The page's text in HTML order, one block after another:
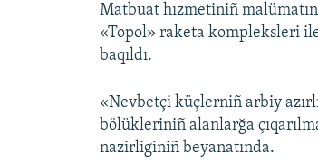
Matbuat hızmetiniñ
«Topol» raketa kompleksleri
baqıldı.
«Nevbetçi küçlerniñ arbiy
bölükleriniñ alanlarğa
nazirliginiñ beyanatında.